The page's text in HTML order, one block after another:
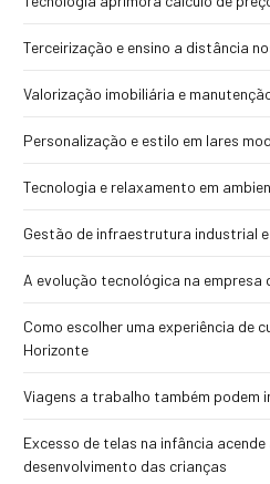
Terceirização e ensino a distância
Valorização imobiliária e
Personalização e estilo em lares
Tecnologia e relaxamento em
Gestão de infraestrutura industrial
A evolução tecnológica na empresa
Como escolher uma experiência de
Horizonte
Viagens a trabalho também podem
Excesso de telas na infância
desenvolvimento das crianças